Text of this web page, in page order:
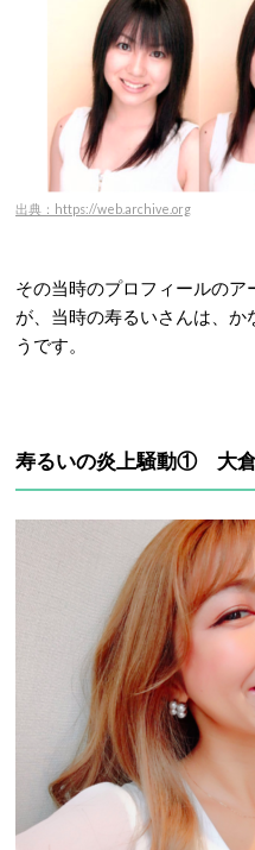
出典：https://web.archive.org
その当時のプロフィールの
が、当時の寿るいさんは、か
うです。
寿るいの炎上騒動① 大